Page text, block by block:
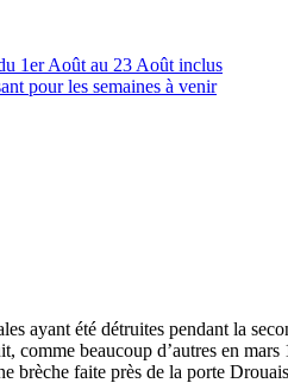
1er Août au 23 Août inclus
pour les semaines à venir
ayant été détruites pendant la
comme beaucoup d’autres en
brèche faite près de la porte